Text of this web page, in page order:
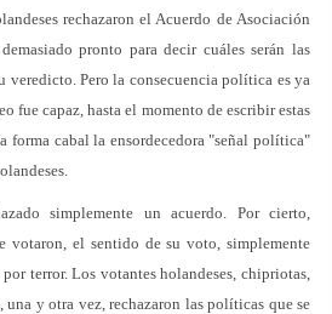
rechazaron el Acuerdo de Asociación
pronto para decir cuáles serán las
veredicto. Pero la consecuencia política es ya
fue capaz, hasta el momento de escribir estas
forma cabal la ensordecedora "señal política"
simplemente un acuerdo. Por cierto,
votaron, el sentido de su voto, simplemente
terror. Los votantes holandeses, chipriotas,
una y otra vez, rechazaron las políticas que se